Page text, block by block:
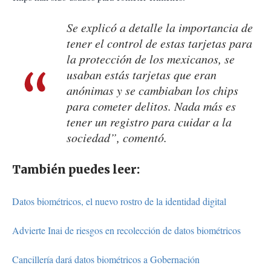
Se explicó a detalle la importancia de
tener el control de estas tarjetas para
la protección de los mexicanos, se
usaban estás tarjetas que eran
anónimas y se cambiaban los chips
para cometer delitos. Nada más es
tener un registro para cuidar a la
sociedad”, comentó.
También puedes leer:
Datos biométricos, el nuevo rostro de la identidad digital
Advierte Inai de riesgos en recolección de datos biométricos
Cancillería dará datos biométricos a Gobernación